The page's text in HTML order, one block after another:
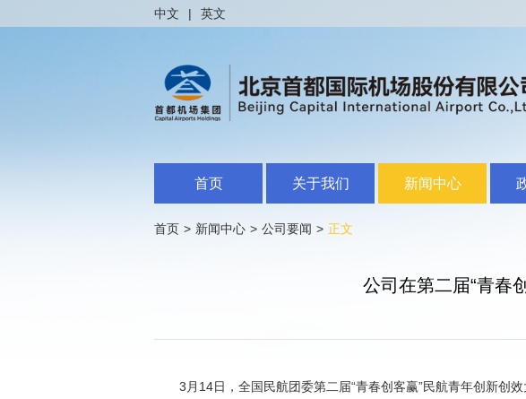
中文 | 英文
首页 关于我们 新闻中心
首页 > 新闻中心 > 公司要闻 > 正文
公司在第二届“青春
3月14日，全国民航团委第二届“青春创客赢”民航青年创新创